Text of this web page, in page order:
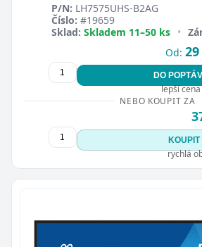
P/N: LH7575UHS-B2AG
Číslo: #19659
Sklad: Skladem 11–50 ks •
Od: 29
DO
lepší
NEBO KOUPIT ZA
KOUPIT
rychlá